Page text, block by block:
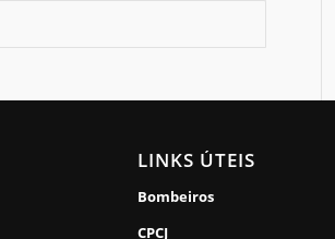
LINKS ÚTEIS
Bombeiros
CPCJ